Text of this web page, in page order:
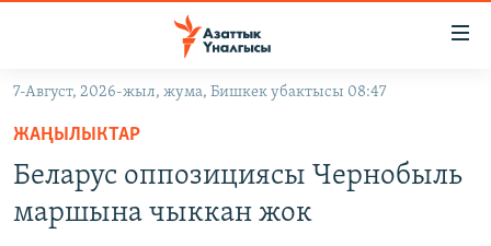
Навигацияга
өтүңүз
Издөөгө
салыңызКЫРГЫЗСТАН
ДҮЙНӨ
УКРАИНА
7-Август, 2026-жыл, жума, Бишкек убактысы 08:47
ЖАҢЫЛЫКТАР
Беларус оппозициясы Чернобыль
маршына чыккан жок